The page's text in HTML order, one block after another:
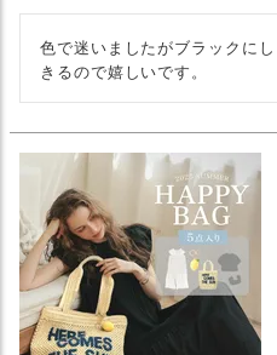
色で迷いましたがブラックに
きるので嬉しいです。